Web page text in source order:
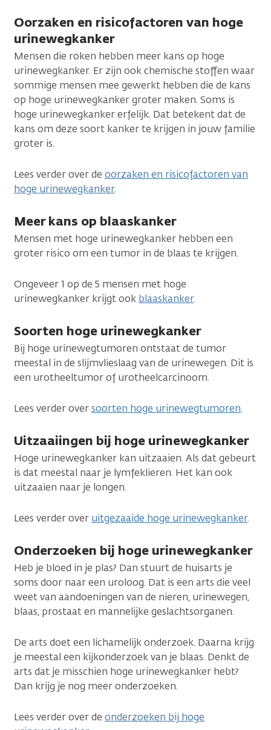
Oorzaken en risicofactoren van hoge
urinewegkanker
Mensen die roken hebben meer kans op hoge
urinewegkanker. Er zijn ook chemische stoffen waar
sommige mensen mee gewerkt hebben die de kans
op hoge urinewegkanker groter maken. Soms is
hoge urinewegkanker erfelijk. Dat betekent dat de
kans om deze soort kanker te krijgen in jouw familie
groter is.
Lees verder over de oorzaken en risicofactoren van
hoge urinewegkanker.
Meer kans op blaaskanker
Mensen met hoge urinewegkanker hebben een
groter risico om een tumor in de blaas te krijgen.
Ongeveer 1 op de 5 mensen met hoge
urinewegkanker krijgt ook blaaskanker.
Soorten hoge urinewegkanker
Bij hoge urinewegtumoren ontstaat de tumor
meestal in de slijmvlieslaag van de urinewegen. Dit is
een urotheeltumor of urotheelcarcinoom.
Lees verder oversoorten hoge urinewegtumoren.
Uitzaaiingen bij hoge urinewegkanker
Hoge urinewegkanker kan uitzaaien. Als dat gebeurt
is dat meestal naar je lymfeklieren. Het kan ook
uitzaaien naar je longen.
Lees verder over uitgezaaide hoge urinewegkanker.
Onderzoeken bij hoge urinewegkanker
Heb je bloed in je plas? Dan stuurt de huisarts je
soms door naar een uroloog. Dat is een arts die veel
weet van aandoeningen van de nieren, urinewegen,
blaas, prostaat en mannelijke geslachtsorganen.
De arts doet een lichamelijk onderzoek. Daarna krijg
je meestal een kijkonderzoek van je blaas. Denkt de
arts dat je misschien hoge urinewegkanker hebt?
Dan krijg je nog meer onderzoeken.
Lees verder over de onderzoeken bij hoge